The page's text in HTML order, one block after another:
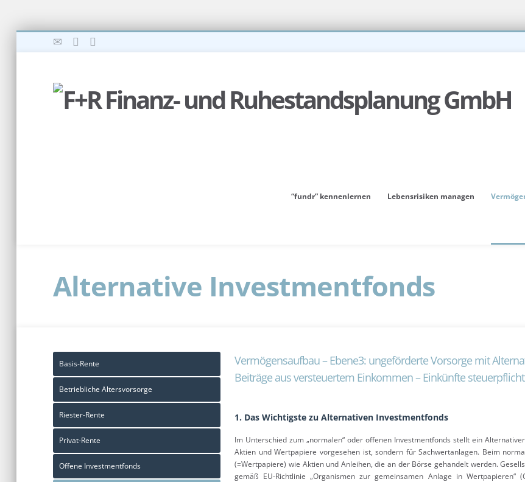
“fundr” kennenlernen Lebensrisiken managen
Alternative Investmentfonds
Vermögensaufbau – Ebene3: ungeförderte Vorsorge mit
Beiträge aus versteuertem Einkommen – Einkünfte
1. Das Wichtigste zu Alternativen Investmentfonds
Im Unterschied zum „normalen“ oder offenen Investmentfonds stellt ein
Aktien und Wertpapiere vorgesehen ist, sondern für Sachwertanlagen. Beim
(=Wertpapiere) wie Aktien und Anleihen, die an der Börse gehandelt werden.
gemäß EU-Richtlinie „Organismen zur gemeinsamen Anlage in
Basis-Rente
Betriebliche Altersvorsorge
Riester-Rente
Privat-Rente
Offene Investmentfonds